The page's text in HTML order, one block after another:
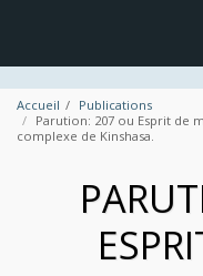
google.com, pub-
Accueil
Publications
Parution: 207 ou Esprit de
complexe de Kinshasa.